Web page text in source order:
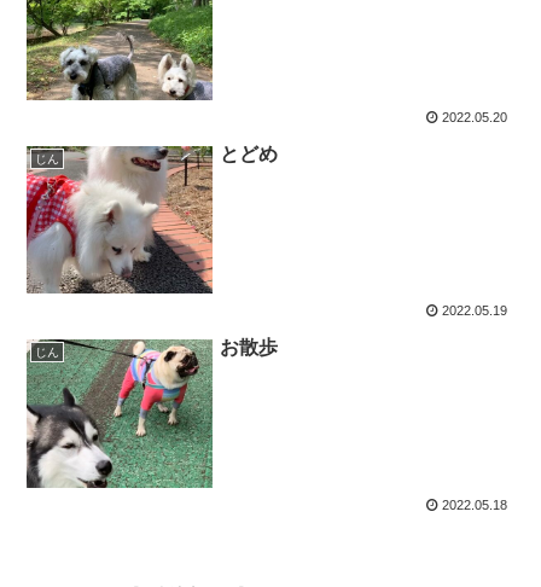
2022.05.20
じん とどめ
2022.05.19
じん お散歩
2022.05.18